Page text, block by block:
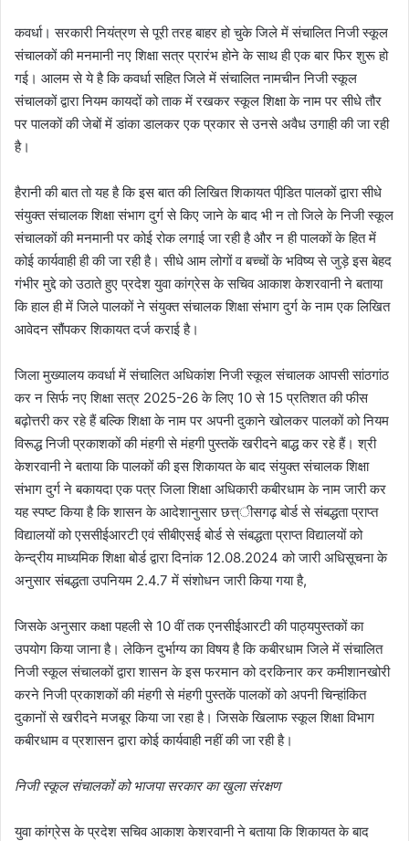
कवर्धा। सरकारी नियंत्रण से पूरी तरह बाहर हो चुके जिले में संचालित निजी स्कूल
संचालकों की मनमानी नए शिक्षा सत्र प्रारंभ होने के साथ ही एक बार फिर शुरू हो
गई। आलम से ये है कि कवर्धा सहित जिले में संचालित नामचीन निजी स्कूल
संचालकों द्वारा नियम कायदों को ताक में रखकर स्कूल शिक्षा के नाम पर सीधे तौर
पर पालकों की जेबों में डांका डालकर एक प्रकार से उनसे अवैध उगाही की जा रही
है।
हैरानी की बात तो यह है कि इस बात की लिखित शिकायत पीडि़त पालकों द्वारा सीधे
संयुक्त संचालक शिक्षा संभाग दुर्ग से किए जाने के बाद भी न तो जिले के निजी स्कूल
संचालकों की मनमानी पर कोई रोक लगाई जा रही है और न ही पालकों के हित में
कोई कार्यवाही ही की जा रही है। सीधे आम लोगों व बच्चों के भविष्य से जुड़े इस बेहद
गंभीर मुद्दे को उठाते हुए प्रदेश युवा कांग्रेस के सचिव आकाश केशरवानी ने बताया
कि हाल ही में जिले पालकों ने संयुक्त संचालक शिक्षा संभाग दुर्ग के नाम एक लिखित
आवेदन सौंपकर शिकायत दर्ज कराई है।
जिला मुख्यालय कवर्धा में संचालित अधिकांश निजी स्कूल संचालक आपसी सांठगांठ
कर न सिर्फ नए शिक्षा सत्र 2025-26 के लिए 10 से 15 प्रतिशत की फीस
बढ़ोत्तरी कर रहे हैं बल्कि शिक्षा के नाम पर अपनी दुकाने खोलकर पालकों को नियम
विरूद्ध निजी प्रकाशकों की मंहगी से मंहगी पुस्तकें खरीदने बाद्ध कर रहे हैं। श्री
केशरवानी ने बताया कि पालकों की इस शिकायत के बाद संयुक्त संचालक शिक्षा
संभाग दुर्ग ने बकायदा एक पत्र जिला शिक्षा अधिकारी कबीरधाम के नाम जारी कर
यह स्पष्ट किया है कि शासन के आदेशानुसार छत्त्ीसगढ़ बोर्ड से संबद्धता प्राप्त
विद्यालयों को एससीईआरटी एवं सीबीएसई बोर्ड से संबद्धता प्राप्त विद्यालयों को
केन्द्रीय माध्यमिक शिक्षा बोर्ड द्वारा दिनांक 12.08.2024 को जारी अधिसूचना के
अनुसार संबद्धता उपनियम 2.4.7 में संशोधन जारी किया गया है,
जिसके अनुसार कक्षा पहली से 10 वीं तक एनसीईआरटी की पाठ्यपुस्तकों का
उपयोग किया जाना है। लेकिन दुर्भाग्य का विषय है कि कबीरधाम जिले में संचालित
निजी स्कूल संचालकों द्वारा शासन के इस फरमान को दरकिनार कर कमीशानखोरी
करने निजी प्रकाशकों की मंहगी से मंहगी पुस्तकें पालकों को अपनी चिन्हांकित
दुकानों से खरीदने मजबूर किया जा रहा है। जिसके खिलाफ स्कूल शिक्षा विभाग
कबीरधाम व प्रशासन द्वारा कोई कार्यवाही नहीं की जा रही है।
निजी स्कूल संचालकों को भाजपा सरकार का खुला संरक्षण
युवा कांग्रेस के प्रदेश सचिव आकाश केशरवानी ने बताया कि शिकायत के बाद